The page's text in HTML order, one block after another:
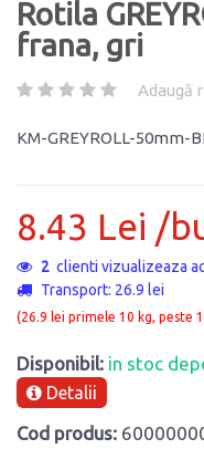
Rotila
frana, gri
Adaugă
KM-GREYROLL-50mm-
8.43
2 clienti vizualizeaza
Transport: 26.9 lei
(26.9 lei primele 10 kg, peste
Disponibil: in stoc
Detalii
Cod produs: